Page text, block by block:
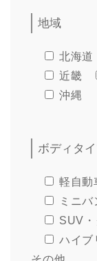
地域
北海道
近畿
沖縄
ボディタ
軽自動
ミニバ
SUV
ハイブ